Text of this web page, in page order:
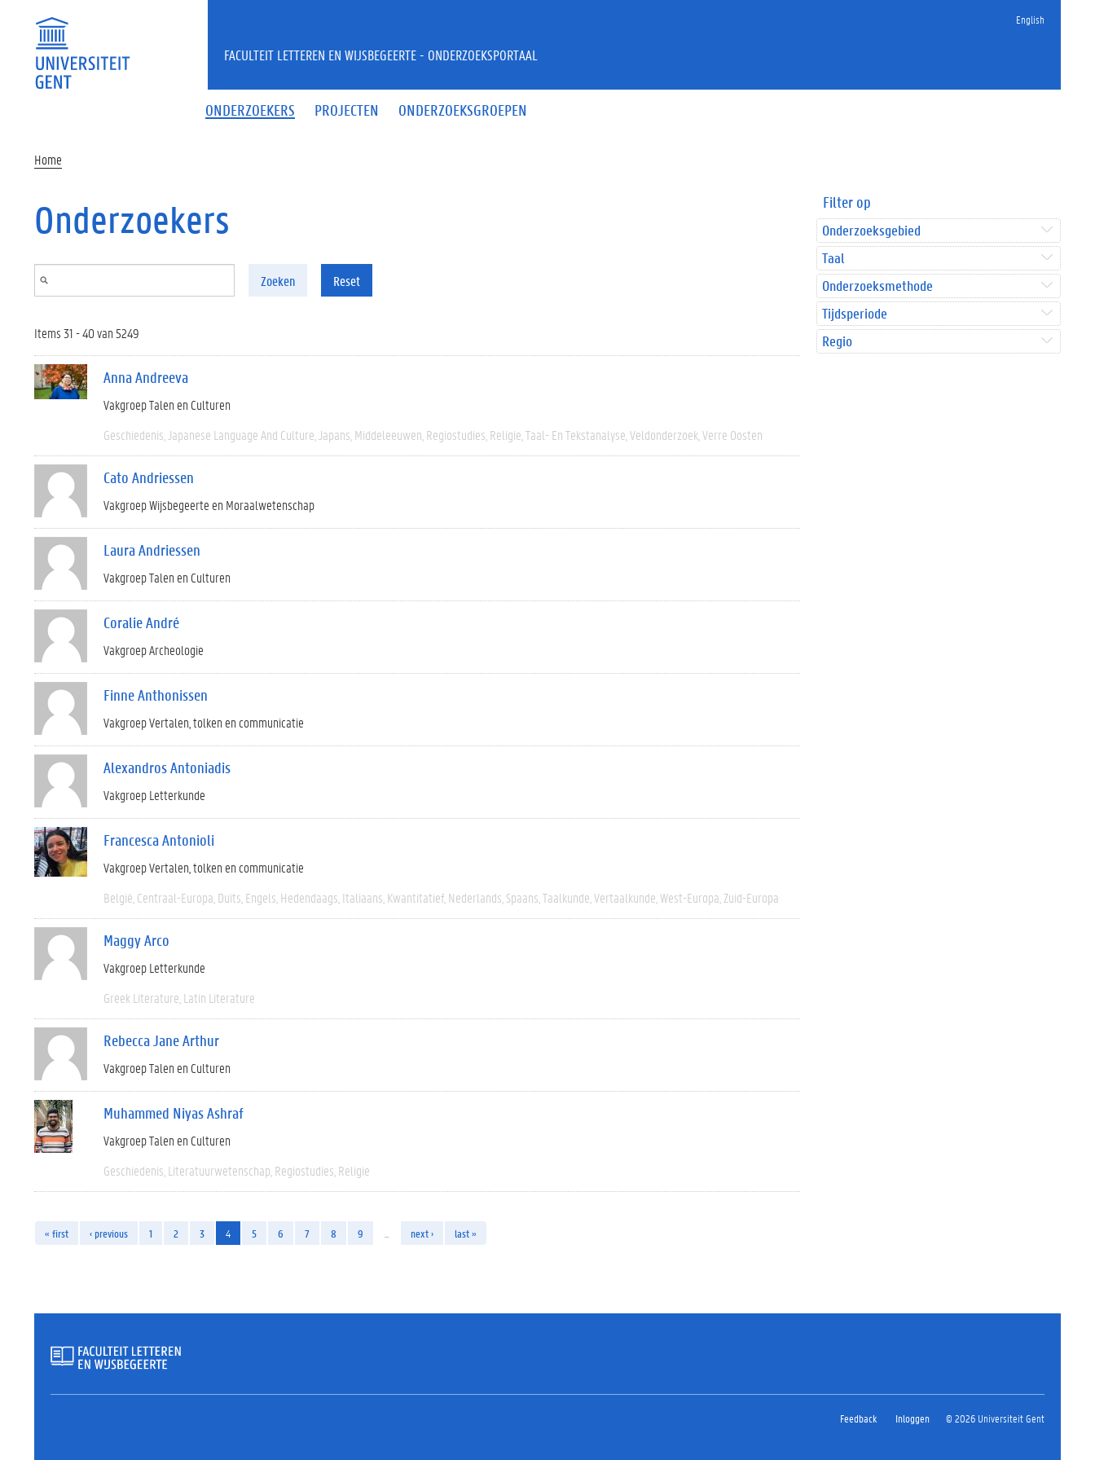
English
ONDERZOEKERS PROJECTEN ONDERZOEKSGROEPEN
FACULTEIT LETTEREN EN WIJSBEGEERTE - ONDERZOEKSPORTAAL
Home
Onderzoekers
Zoeken Reset
Items 31 - 40 van 5249
Anna Andreeva
Vakgroep Talen en Culturen
Geschiedenis Japanese Language And Culture Japans Middeleeuwen Regiostudies Religie Taal- En Tekstanalyse Veldonderzoek Verre Oosten
Cato Andriessen
Vakgroep Wijsbegeerte en Moraalwetenschap
Laura Andriessen
Vakgroep Talen en Culturen
Coralie André
Vakgroep Archeologie
Finne Anthonissen
Vakgroep Vertalen, tolken en communicatie
Alexandros Antoniadis
Vakgroep Letterkunde
Francesca Antonioli
Vakgroep Vertalen, tolken en communicatie
België Centraal-Europa Duits Engels Hedendaags Italiaans Kwantitatief Nederlands Spaans Taalkunde Vertaalkunde West-Europa Zuid-Europa
Maggy Arco
Vakgroep Letterkunde
Greek Literature Latin Literature
Rebecca Jane Arthur
Vakgroep Talen en Culturen
Muhammed Niyas Ashraf
Vakgroep Talen en Culturen
Geschiedenis Literatuurwetenschap Regiostudies Religie
« first ‹ previous 1 2 3 4 5 6 7 8 9 next › last »
Filter op
Onderzoeksgebied
Taal
Onderzoeksmethode
Tijdsperiode
Regio
Feedback Inloggen © 2026 Universiteit Gent